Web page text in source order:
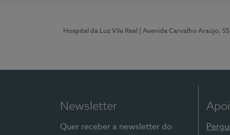
Hospital da Luz Vila Real | Avenida Carvalho Araújo,
Newsletter
Quer receber a newsletter do